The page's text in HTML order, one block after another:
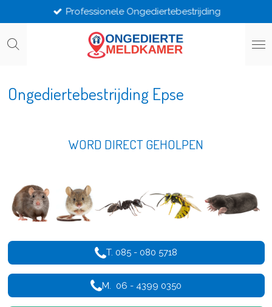
direct
naar
Professionele Ongediertebestrijding
Ongediertebestrijding Epse
WORD DIRECT GEHOLPEN
T. 085 - 080 5718
M. 06 - 4399 0350